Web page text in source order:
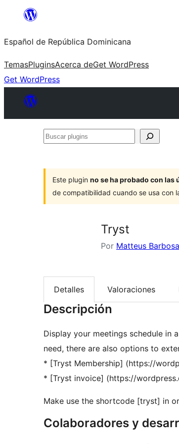
Saltar
contenido
Español de República Dominicana
TemasPluginsAcerca deGet WordPress
Get WordPress
Buscar
Este plugin no se ha probado con las
de compatibilidad cuando se usa con
Tryst
Por Matteus Barbosa
Detalles Valoraciones
Descripción
Display your meetings schedule in
need, there are also options to
* [Tryst Membership] (https://
* [Tryst invoice] (https://
Make use the shortcode [tryst] in
Colaboradores y